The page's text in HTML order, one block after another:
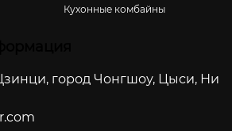
Кухонные комбайны
город Чонгшоу, Цыси, Ни